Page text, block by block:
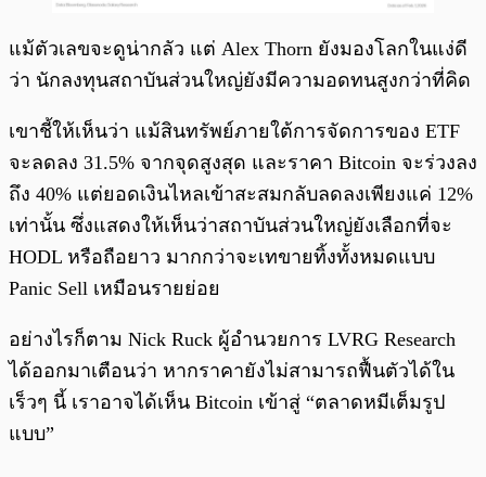
แม้ตัวเลขจะดูน่ากลัว แต่ Alex Thorn ยังมองโลกในแง่ดี
ว่า นักลงทุนสถาบันส่วนใหญ่ยังมีความอดทนสูงกว่าที่คิด
เขาชี้ให้เห็นว่า แม้สินทรัพย์ภายใต้การจัดการของ ETF
จะลดลง 31.5% จากจุดสูงสุด และราคา Bitcoin จะร่วงลง
ถึง 40% แต่ยอดเงินไหลเข้าสะสมกลับลดลงเพียงแค่ 12%
เท่านั้น ซึ่งแสดงให้เห็นว่าสถาบันส่วนใหญ่ยังเลือกที่จะ
HODL หรือถือยาว มากกว่าจะเทขายทิ้งทั้งหมดแบบ
Panic Sell เหมือนรายย่อย
อย่างไรก็ตาม Nick Ruck ผู้อำนวยการ LVRG Research
ได้ออกมาเตือนว่า หากราคายังไม่สามารถฟื้นตัวได้ใน
เร็วๆ นี้ เราอาจได้เห็น Bitcoin เข้าสู่ “ตลาดหมีเต็มรูป
แบบ”